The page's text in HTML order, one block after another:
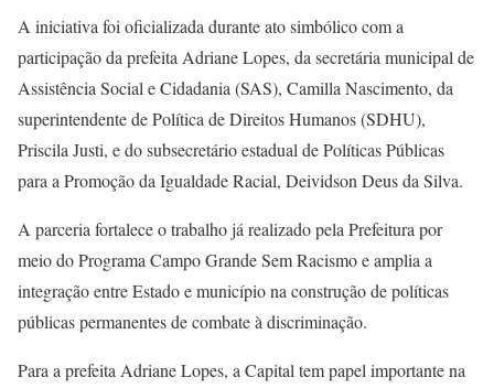
A iniciativa foi oficializada durante ato simbólico com a
participação da prefeita Adriane Lopes, da secretária municipal de
Assistência Social e Cidadania (SAS), Camilla Nascimento, da
superintendente de Política de Direitos Humanos (SDHU),
Priscila Justi, e do subsecretário estadual de Políticas Públicas
para a Promoção da Igualdade Racial, Deividson Deus da Silva.
A parceria fortalece o trabalho já realizado pela Prefeitura por
meio do Programa Campo Grande Sem Racismo e amplia a
integração entre Estado e município na construção de políticas
públicas permanentes de combate à discriminação.
Para a prefeita Adriane Lopes, a Capital tem papel importante na